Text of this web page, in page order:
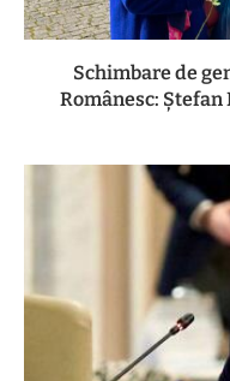
Schimbare de
Românesc: